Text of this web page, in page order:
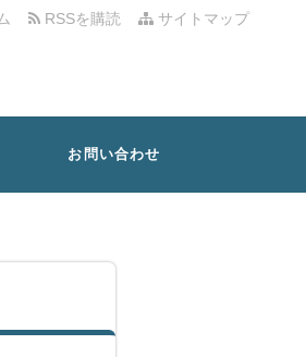
サイトマップ
RSSを購読
お問い合わせ